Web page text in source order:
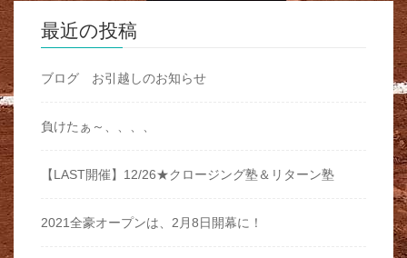
最近の投稿
ブログ お引越しのお知らせ
負けたぁ～、、、、
【LAST開催】12/26★クロージング塾＆リターン塾
2021全豪オープンは、2月8日開幕に！